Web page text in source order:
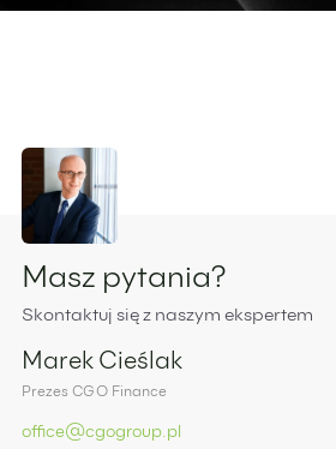
Panel boczny
Masz pytania?
Skontaktuj się z naszym ekspertem
Marek Cieślak
Prezes CGO Finance
office@cgogroup.pl